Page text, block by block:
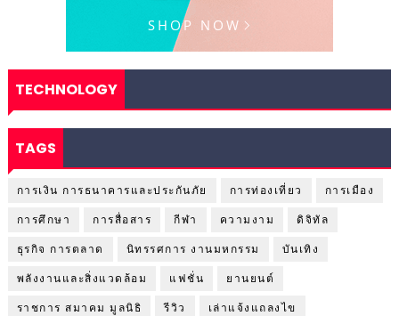
TECHNOLOGY
TAGS
การเงิน การธนาคารและประกันภัย การท่องเที่ยว
การเมือง
การศึกษา
การสื่อสาร กีฬา ความงาม
ดิจิทัล
ธุรกิจ การตลาด
นิทรรศการ งานมหกรรม
บันเทิง
พลังงานและสิ่งแวดล้อม
แฟชั่น
ยานยนต์
ราชการ สมาคม มูลนิธิ
รีวิว
เล่าแจ้งแถลงไข